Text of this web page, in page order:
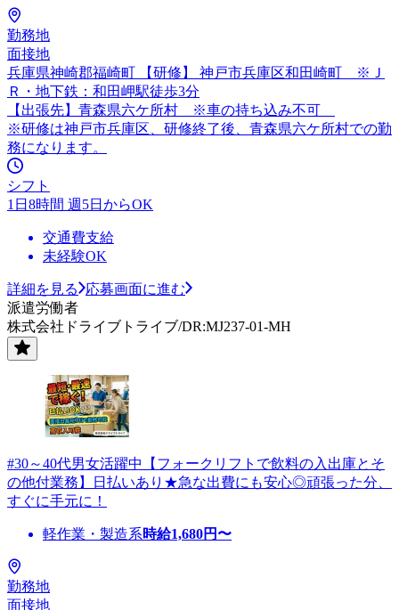
勤務地
面接地
兵庫県神崎郡福崎町 【研修】 神戸市兵庫区和田崎町 ※Ｊ
Ｒ・地下鉄：和田岬駅徒歩3分
【出張先】青森県六ケ所村 ※車の持ち込み不可
※研修は神戸市兵庫区、研修終了後、青森県六ケ所村での勤
務になります。
シフト
1日8時間 週5日からOK
交通費支給
未経験OK
詳細を見る
応募画面に進む
派遣労働者
株式会社ドライブトライブ/DR:MJ237-01-MH
#30～40代男女活躍中【フォークリフトで飲料の入出庫とそ
の他付業務】日払いあり★急な出費にも安心◎頑張った分、
すぐに手元に！
軽作業・製造系時給1,680円〜
勤務地
面接地